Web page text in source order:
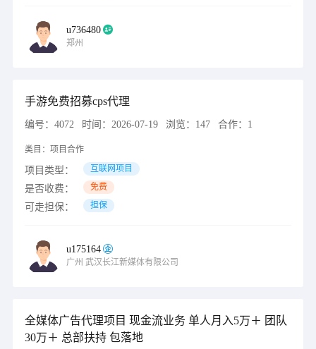
u736480
郑州
手游免费招募cps代理
编号： 4072 时间： 2026-07-19 浏览： 147 合作： 1
类目： 项目合作
项目类型： 互联网项目
是否收费： 免费
可走担保： 担保
u175164
广州 武汉长江新媒体有限公司
全媒体广告代理项目 现金流业务 单人月入5万＋ 团队
30万＋ 总部扶持 包落地